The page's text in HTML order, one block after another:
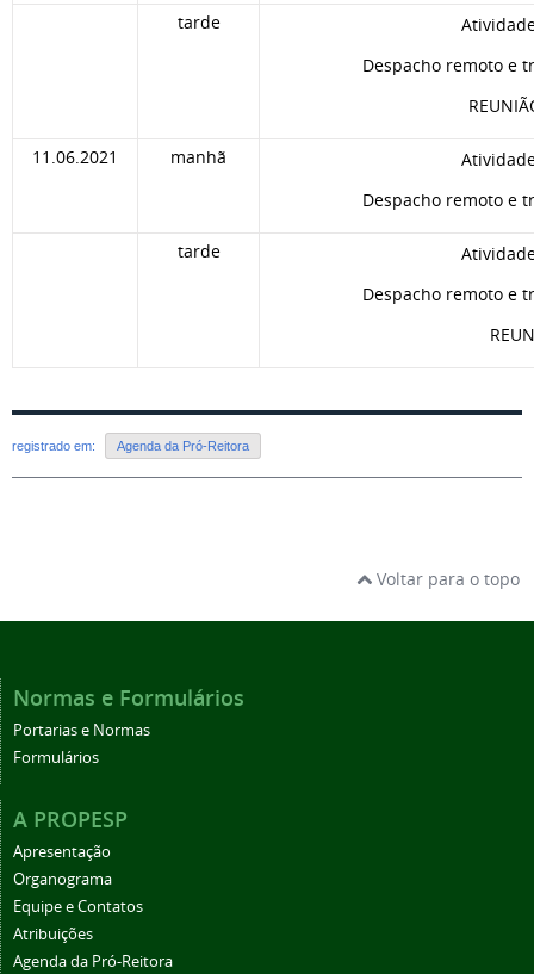
tarde
Despacho remoto e
11.06.2021 manhã
Despacho remoto e
tarde
Despacho remoto e
registrado em: Agenda da Pró-Reitora
Voltar para o topo
Normas e Formulários
Portarias e Normas
Formulários
A PROPESP
Apresentação
Organograma
Equipe e Contatos
Atribuições
Agenda da Pró-Reitora